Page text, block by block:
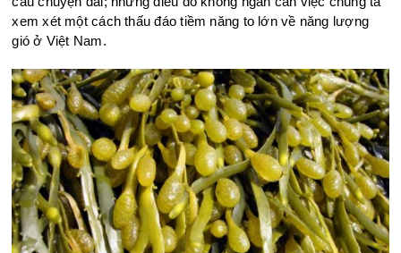
xem xét một cách thấu đáo tiềm năng to lớn về năng lượng
gió ở Việt Nam.